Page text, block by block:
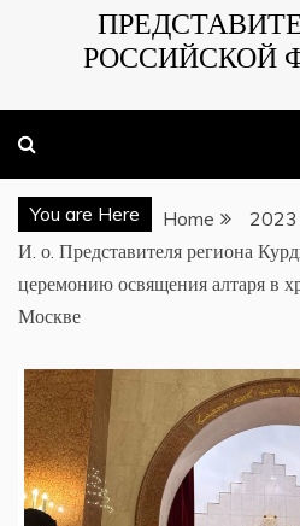
РОССИЙСКОЙ
You are Here Home 2023
И. о. Представителя региона
церемонию освящения алтаря в
Москве